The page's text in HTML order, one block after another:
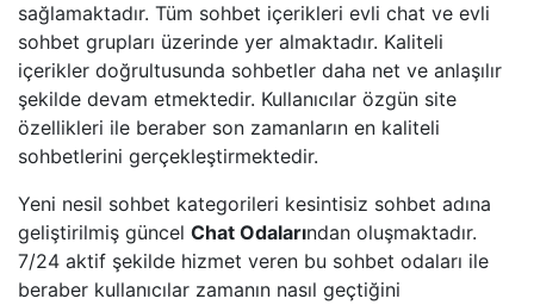
sağlamaktadır. Tüm sohbet içerikleri evli chat ve evli
sohbet grupları üzerinde yer almaktadır. Kaliteli
içerikler doğrultusunda sohbetler daha net ve anlaşılır
şekilde devam etmektedir. Kullanıcılar özgün site
özellikleri ile beraber son zamanların en kaliteli
sohbetlerini gerçekleştirmektedir.
Yeni nesil sohbet kategorileri kesintisiz sohbet adına
geliştirilmiş güncel Chat Odalarından oluşmaktadır.
7/24 aktif şekilde hizmet veren bu sohbet odaları ile
beraber kullanıcılar zamanın nasıl geçtiğini